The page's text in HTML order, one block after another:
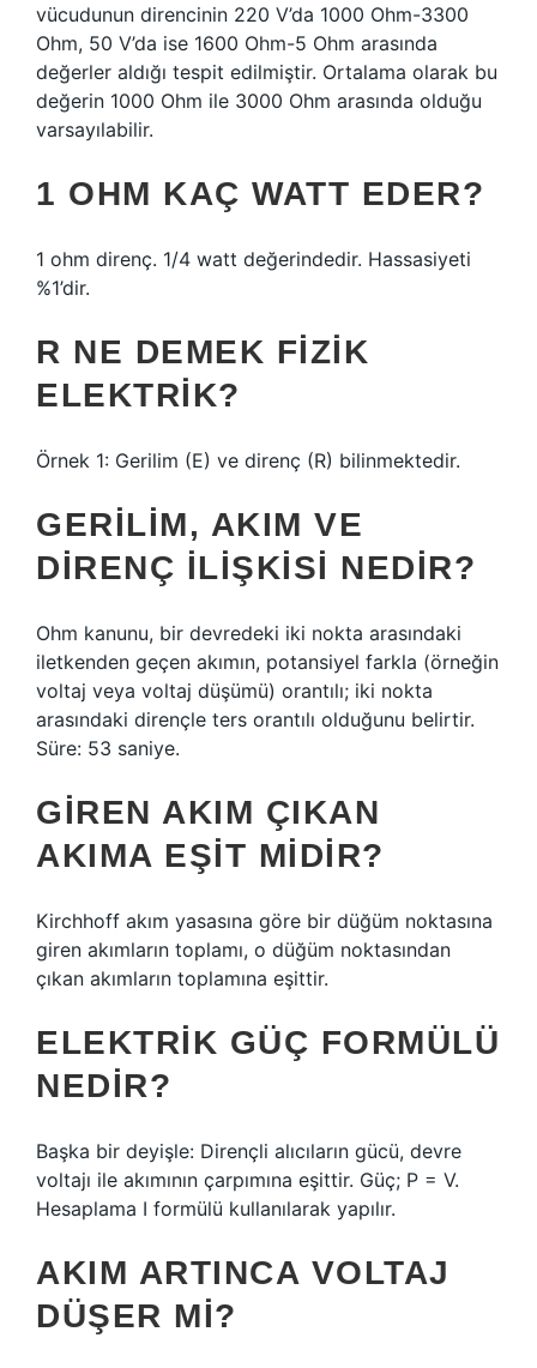
vücudunun direncinin 220 V’da 1000 Ohm-3300
Ohm, 50 V’da ise 1600 Ohm-5 Ohm arasında
değerler aldığı tespit edilmiştir. Ortalama olarak bu
değerin 1000 Ohm ile 3000 Ohm arasında olduğu
varsayılabilir.
1 OHM KAÇ WATT EDER?
1 ohm direnç. 1/4 watt değerindedir. Hassasiyeti
%1’dir.
R NE DEMEK FIZIK
ELEKTRIK?
Örnek 1: Gerilim (E) ve direnç (R) bilinmektedir.
GERILIM, AKIM VE
DIRENÇ ILIŞKISI NEDIR?
Ohm kanunu, bir devredeki iki nokta arasındaki
iletkenden geçen akımın, potansiyel farkla (örneğin
voltaj veya voltaj düşümü) orantılı; iki nokta
arasındaki dirençle ters orantılı olduğunu belirtir.
Süre: 53 saniye.
GIREN AKIM ÇIKAN
AKIMA EŞIT MIDIR?
Kirchhoff akım yasasına göre bir düğüm noktasına
giren akımların toplamı, o düğüm noktasından
çıkan akımların toplamına eşittir.
ELEKTRIK GÜÇ FORMÜLÜ
NEDIR?
Başka bir deyişle: Dirençli alıcıların gücü, devre
voltajı ile akımının çarpımına eşittir. Güç; P = V.
Hesaplama I formülü kullanılarak yapılır.
AKIM ARTINCA VOLTAJ
DÜŞER MI?